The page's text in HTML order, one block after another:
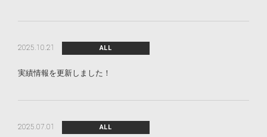
2025.10.21 ALL
実績情報を更新しました！
2025.07.01 ALL